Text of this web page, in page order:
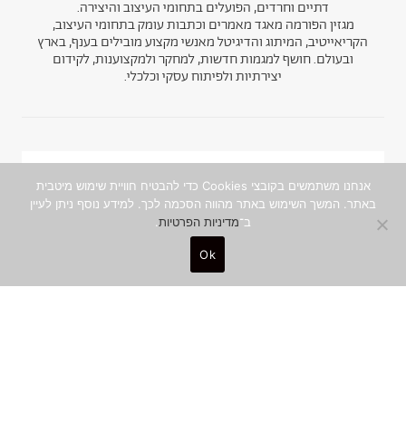
דתיים וחרדים, הפועלים בתחומי העיצוב והיצירה.
מגזין הפורמה מאגד מאמרים וכתבות עומק בתחומי העיצוב,
הקריאייטיב, המיתוג והדיגיטל מאנשי מקצוע מובילים בענף, בארץ
ובעולם. חושף למגמות חדשות, למחקר ולמקצוענות, לקידום
יצירתיות ולפיתוח עסקי וכלכלי.
ניוזלטר
הצטרפו לקהילה היצירתית והמקצועית, ותפגשו
תוכן איכותי ומסקרן מהכותבים המובילים, עד
אליכם לאינבוקס
שם מלא
אנחנו משתמשים בקובצי Cookies כדי להבטיח חוויית שימוש מיטבית
באתר. המשך השימוש באתר מהווה הסכמה לכך. למידע נוסף ניתן לעיין
ב־מדיניות הפרטיות
Ok